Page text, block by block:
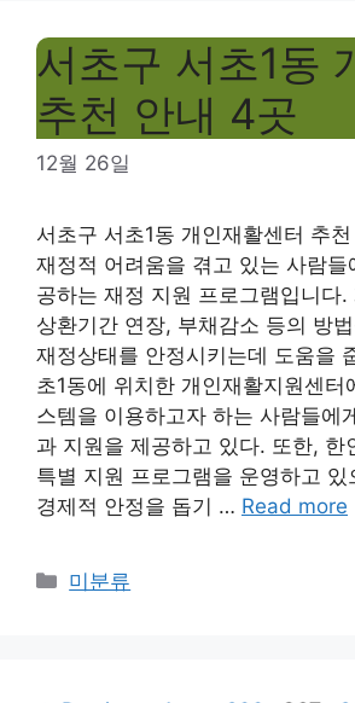
서초구 서초1동
추천 안내 4곳
12월 26일
서초구 서초1동 개인재활센터 추
재정적 어려움을 겪고 있는 사람들
공하는 재정 지원 프로그램입니다.
상환기간 연장, 부채감소 등의 방
재정상태를 안정시키는데 도움을
초1동에 위치한 개인재활지원센터
스템을 이용하고자 하는 사람들에
과 지원을 제공하고 있다. 또한, 한
특별 지원 프로그램을 운영하고 있
경제적 안정을 돕기 … Read more
Categories
미분류